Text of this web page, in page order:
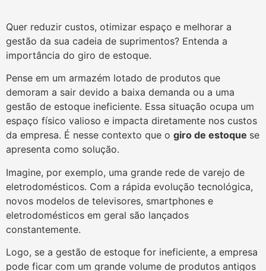
Quer reduzir custos, otimizar espaço e melhorar a
gestão da sua cadeia de suprimentos? Entenda a
importância do giro de estoque.
Pense em um armazém lotado de produtos que
demoram a sair devido a baixa demanda ou a uma
gestão de estoque ineficiente. Essa situação ocupa um
espaço físico valioso e impacta diretamente nos custos
da empresa. É nesse contexto que o giro de estoque se
apresenta como solução.
Imagine, por exemplo, uma grande rede de varejo de
eletrodomésticos. Com a rápida evolução tecnológica,
novos modelos de televisores, smartphones e
eletrodomésticos em geral são lançados
constantemente.
Logo, se a gestão de estoque for ineficiente, a empresa
pode ficar com um grande volume de produtos antigos